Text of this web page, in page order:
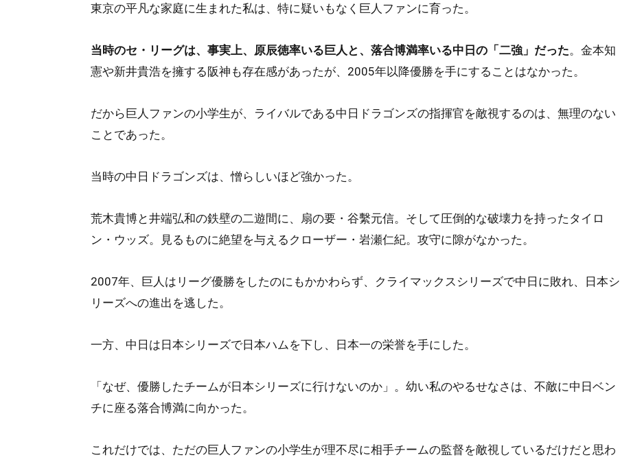
東京の平凡な家庭に生まれた私は、特に疑いもなく巨人ファンに育った。
当時のセ・リーグは、事実上、原辰徳率いる巨人と、落合博満率いる中日の「二強」だった。金本知
憲や新井貴浩を擁する阪神も存在感があったが、2005年以降優勝を手にすることはなかった。
だから巨人ファンの小学生が、ライバルである中日ドラゴンズの指揮官を敵視するのは、無理のない
ことであった。
当時の中日ドラゴンズは、憎らしいほど強かった。
荒木貴博と井端弘和の鉄壁の二遊間に、扇の要・谷繫元信。そして圧倒的な破壊力を持ったタイロ
ン・ウッズ。見るものに絶望を与えるクローザー・岩瀬仁紀。攻守に隙がなかった。
2007年、巨人はリーグ優勝をしたのにもかかわらず、クライマックスシリーズで中日に敗れ、日本シ
リーズへの進出を逃した。
一方、中日は日本シリーズで日本ハムを下し、日本一の栄誉を手にした。
「なぜ、優勝したチームが日本シリーズに行けないのか」。幼い私のやるせなさは、不敵に中日ベン
チに座る落合博満に向かった。
これだけでは、ただの巨人ファンの小学生が理不尽に相手チームの監督を敵視しているだけだと思わ